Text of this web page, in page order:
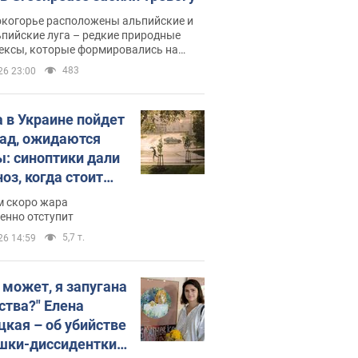
расположены альпийские и
луга – редкие природные
которые формировались на
сотен лет
23:00 483
Украине пойдет
ожидаются
синоптики дали
когда стоит
изменения
скоро жара
отступит
14:59 5,7 т.
я запугана
Елена
– об убийстве
диссидентки